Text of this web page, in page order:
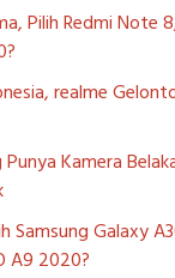
Pilih Redmi Note
realme
Kamera
Samsung Galaxy
A9 2020?